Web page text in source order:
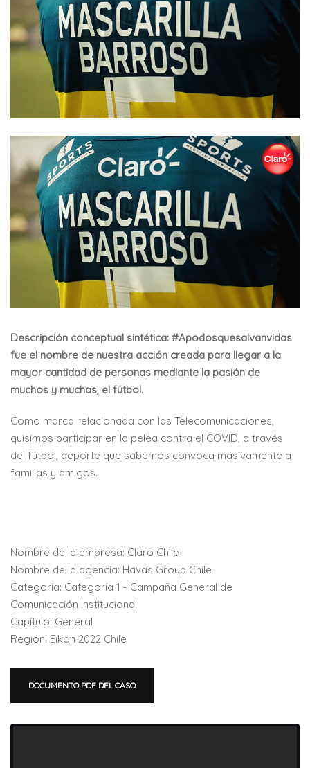
Descripción conceptual sintética: #Apodosquesalvanvidas
fue el nombre de nuestra acción creada para llegar a la
mayor cantidad de personas mediante la pasión de
muchos y muchas, el fútbol.
Como marca relacionada con las Telecomunicaciones,
quisimos participar en la pelea contra el COVID, a través
del fútbol, deporte que sabemos convoca masivamente a
familias y amigos.
Nombre de la empresa: Claro Chile
Nombre de la agencia: Havas Group Chile
Categoría: Categoría 1 - Campaña General de
Comunicación Institucional
Capítulo: General
Región: Eikon 2022 Chile
DOCUMENTO PDF DEL CASO